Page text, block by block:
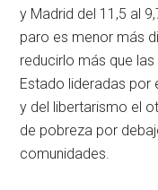
y Madrid del 11,5 al
paro es menor más
reducirlo más que
Estado lideradas por
y del libertarismo el
de pobreza por
comunidades.